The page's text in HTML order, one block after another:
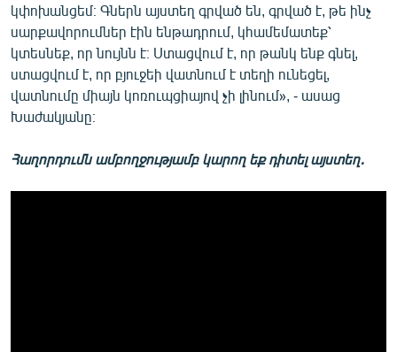
կփոխանցեմ։ Գներն այստեղ գրված են, գրված է, թե ինչ
սարքավորումներ էին ենթադրում, կհամեմատեք՝
կտեսնեք, որ նույնն է։ Ստացվում է, որ թանկ ենք գնել,
ստացվում է, որ բյուջեի վատնում է տեղի ունեցել,
վատնումը միայն կոռուպցիայով չի լինում», - ասաց
Խաժակյանը։
Հաղորդումն ամբողջությամբ կարող եք դիտել այստեղ․